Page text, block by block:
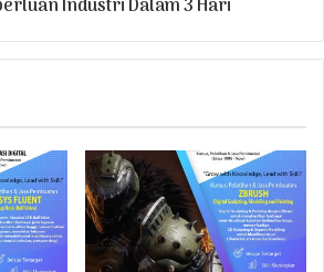
Industri Dalam 3 Hari